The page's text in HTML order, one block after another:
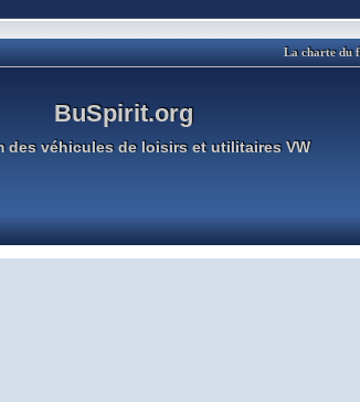
La charte du
BuSpirit.org
des véhicules de loisirs et utilitaires VW